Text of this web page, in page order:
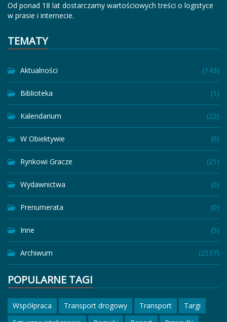
Od ponad 18 lat dostarczamy wartościowych treści o logistyce
w prasie i internecie.
TEMATY
Aktualności (143)
Biblioteka (1)
Kalendarium (22)
W Obiektywie (0)
Rynkowi Gracze (21)
Wydawnictwa (0)
Prenumerata (0)
Inne (5)
Archiwum (2537)
POPULARNE TAGI
Współpraca Transport drogowy Transport
Targi